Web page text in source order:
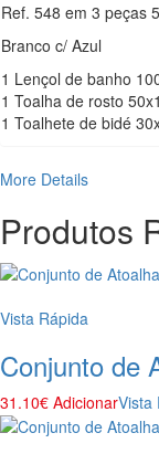
Ref. 548 em 3 peças
Branco c/ Azul
1 Lençol de banho
1 Toalha de rosto
1 Toalhete de bidé
More Details
Produtos
Vista Rápida
Conjunto de
31.10€ AdicionarVista